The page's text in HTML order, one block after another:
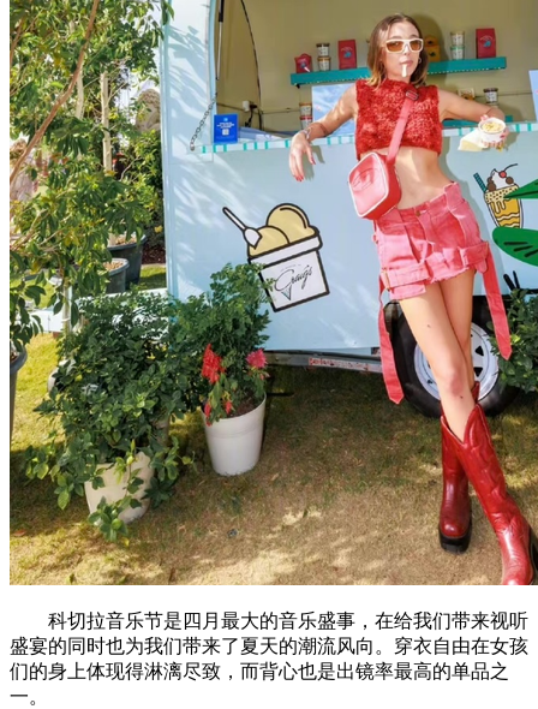
科切拉音乐节是四月最大的音乐盛事，在给我们带来视听
盛宴的同时也为我们带来了夏天的潮流风向。穿衣自由在女孩
们的身上体现得淋漓尽致，而背心也是出镜率最高的单品之
一。